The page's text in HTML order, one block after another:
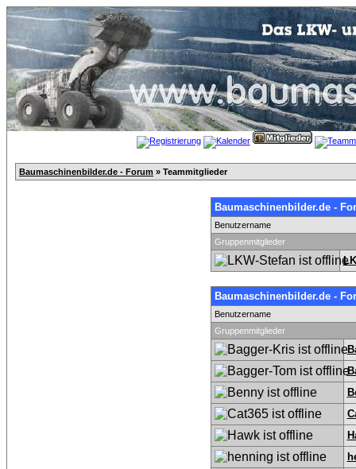
Baumaschinenbilder.de - Forum » Teammitglieder
Baumaschinenbilder.de -
Benutzername
Gruppenmitglieder
Baumaschinenbilder.de -
Benutzername
Gruppenmitglieder